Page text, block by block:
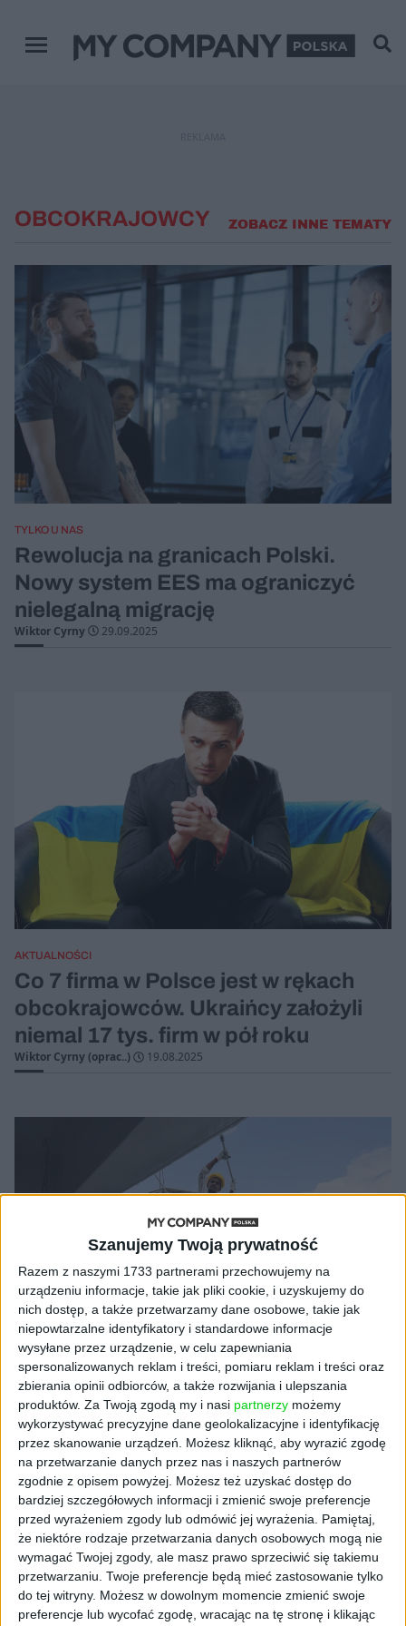
Szanujemy Twoją prywatność
Razem z naszymi 1733 partnerami przechowujemy na
urządzeniu informacje, takie jak pliki cookie, i uzyskujemy do
nich dostęp, a także przetwarzamy dane osobowe, takie jak
niepowtarzalne identyfikatory i standardowe informacje
wysyłane przez urządzenie, w celu zapewniania
spersonalizowanych reklam i treści, pomiaru reklam i treści oraz
zbierania opinii odbiorców, a także rozwijania i ulepszania
produktów. Za Twoją zgodą my i nasi partnerzy możemy
wykorzystywać precyzyjne dane geolokalizacyjne i identyfikację
przez skanowanie urządzeń. Możesz kliknąć, aby wyrazić zgodę
na przetwarzanie danych przez nas i naszych partnerów
zgodnie z opisem powyżej. Możesz też uzyskać dostęp do
bardziej szczegółowych informacji i zmienić swoje preferencje
przed wyrażeniem zgody lub odmówić jej wyrażenia. Pamiętaj,
że niektóre rodzaje przetwarzania danych osobowych mogą nie
wymagać Twojej zgody, ale masz prawo sprzeciwić się takiemu
przetwarzaniu. Twoje preferencje będą mieć zastosowanie tylko
do tej witryny. Możesz w dowolnym momencie zmienić swoje
preferencje lub wycofać zgodę, wracając na tę stronę i klikając
Menu główne
OBCOKRAJOWCY ZOBACZ INNE TEMATY
TYLKO U NAS
Rewolucja na granicach Polski.
Nowy system EES ma ograniczyć
nielegalną migrację
Wiktor Cyrny 29.09.2025
AKTUALNOŚCI
Co 7 firma w Polsce jest w rękach
obcokrajowców. Ukraińcy założyli
niemal 17 tys. firm w pół roku
Wiktor Cyrny (oprac..) 19.08.2025
AKTUALNOŚCI
Ponad 100 tys. zezwoleń na pracę
dla cudzoziemców. Głównie
korzystają z tego Azjaci
Wiktor Cyrny (oprac.) 04.07.2025